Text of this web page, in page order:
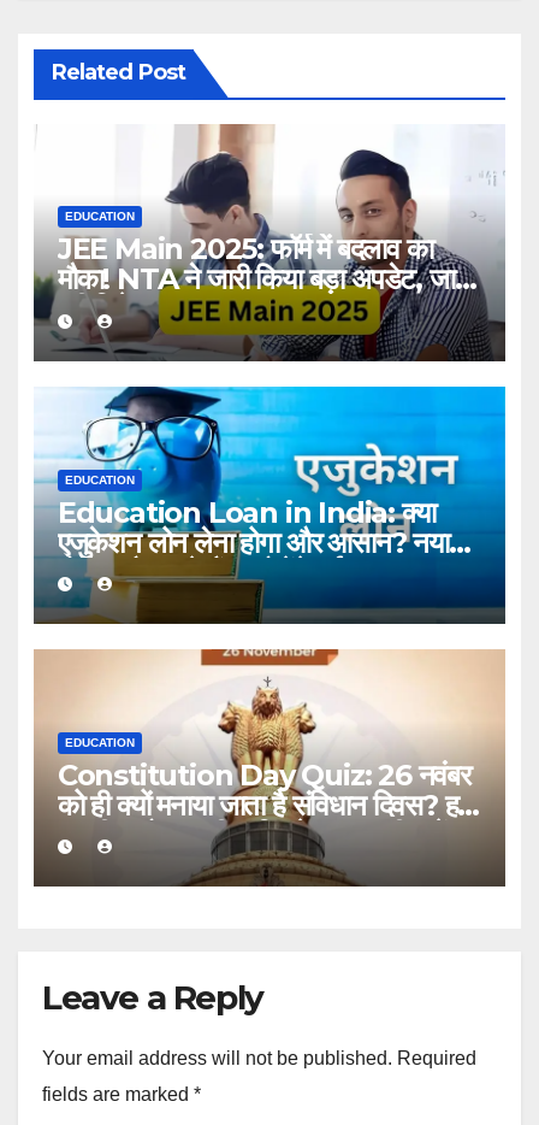
Related Post
EDUCATION
JEE Main 2025: फॉर्म में बदलाव का
मौका! NTA ने जारी किया बड़ा अपडेट, जानें
पूरी डिटेल्स
EDUCATION
Education Loan in India: क्या
एजुकेशन लोन लेना होगा और आसान? नया
पोर्टल और बढ़ते बैंक खोलेंगे नई राह!
EDUCATION
Constitution Day Quiz: 26 नवंबर
को ही क्यों मनाया जाता है संविधान दिवस? हर
भारतीय को जाननी चाहिए ये 10 जरूरी बातें!
Leave a Reply
Your email address will not be published. Required
fields are marked *